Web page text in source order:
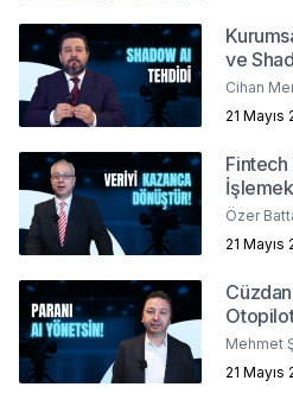
ve
Cihan
21 Mayıs
Fintech
İşlemek
Özer
21 Mayıs
Mehmet
21 Mayıs